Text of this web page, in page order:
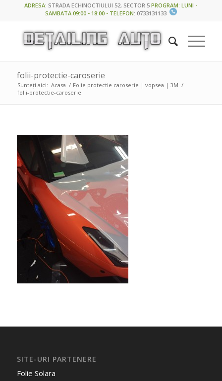
ADRESA:STRADA ECHINOCTIULUI 52, SECTOR 5 PROGRAM: LUNI -
SAMBATA 09:00 - 18:00 - TELEFON: 0733131133
folii-protectie-caroserie
Sunteți aici: Acasa / Folie protectie caroserie | vopsea | 3M /
folii-protectie-caroserie
SITE-URI PARTENERE
Folie Solara